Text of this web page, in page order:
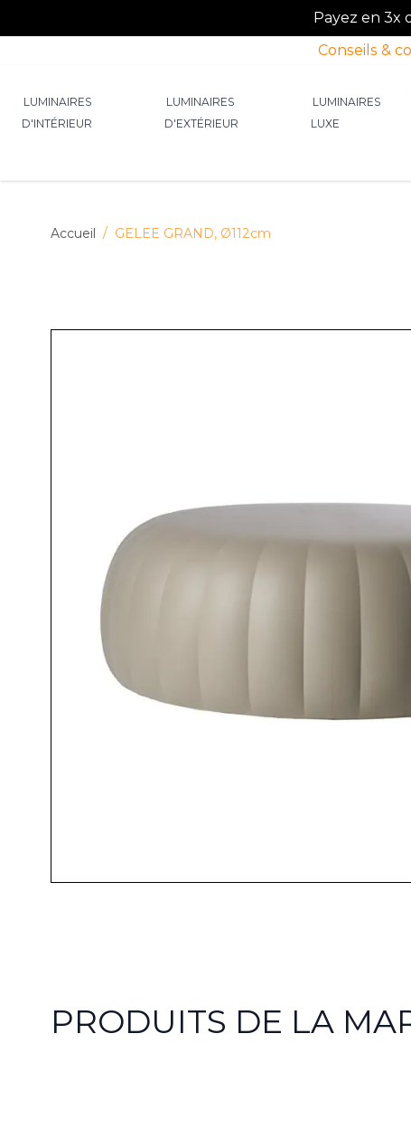
Payez en 3x
Conseils &
LUMINAIRES
D'INTÉRIEUR
LUMINAIRES
D'EXTÉRIEUR
LUMINAIRES
LUXE
Accueil / GELEE GRAND, Ø112cm
PRODUITS DE LA